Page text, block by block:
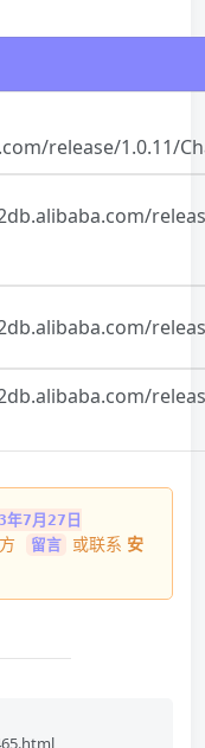
release/1.0.11/
年7月27日
留言 或联系 安